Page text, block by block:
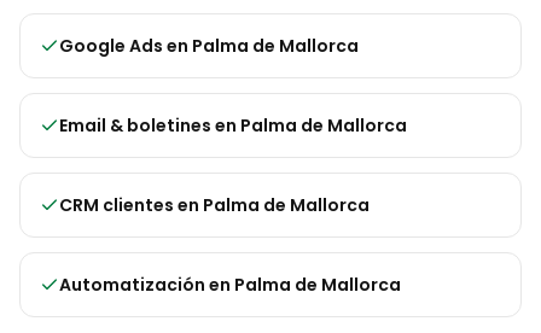
Google Ads en Palma de Mallorca
Email & boletines en Palma de Mallorca
CRM clientes en Palma de Mallorca
Automatización en Palma de Mallorca